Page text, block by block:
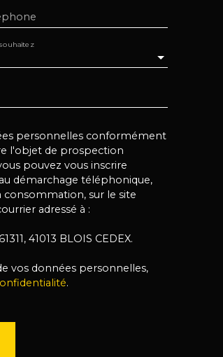
personnelles conformément
l'objet de prospection
pouvez vous inscrire
démarchage téléphonique,
consommation, sur le site
adressé à :
41013 BLOIS CEDEX.
vos données personnelles,
.